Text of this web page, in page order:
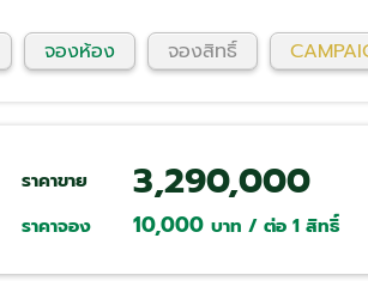
จองห้อง จองสิทธิ์
ราคาขาย 3,290,000
ราคาจอง 10,000 บาท / ต่อ 1 สิทธิ์